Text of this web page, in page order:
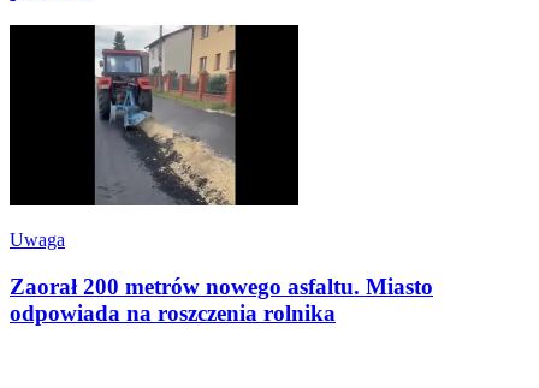
Uwaga
Zaorał 200 metrów nowego asfaltu. Miasto
odpowiada na roszczenia rolnika